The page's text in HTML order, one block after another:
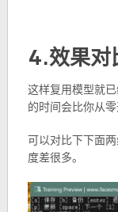
4.效果对
这样复用模型就
的时间会比你从零
可以对比下下面
度差很多。